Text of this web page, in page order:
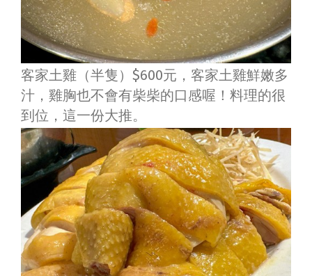
客家土雞（半隻）$600元，客家土雞鮮嫩多
汁，雞胸也不會有柴柴的口感喔！料理的很
到位，這一份大推。